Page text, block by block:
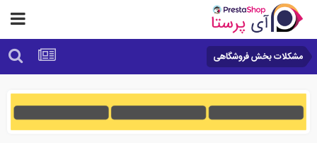
مشکلات بخش فروشگاهی